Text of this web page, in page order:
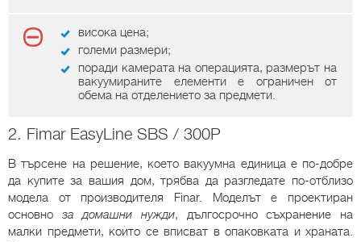
висока цена;
големи размери;
поради камерата на операцията, размерът на
вакуумираните елементи е ограничен от
обема на отделението за предмети.
2. Fimar EasyLine SBS / 300P
В търсене на решение, което вакуумна единица е по-добре
да купите за вашия дом, трябва да разгледате по-отблизо
модела от производителя Finar. Моделът е проектиран
основно за домашни нужди, дългосрочно съхранение на
малки предмети, които се вписват в опаковката и храната.